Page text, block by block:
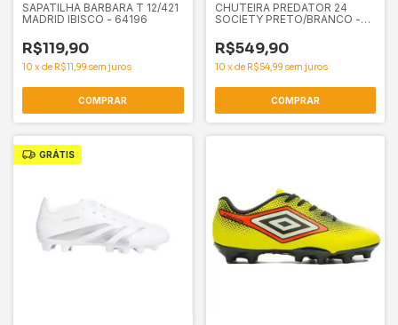
SAPATILHA BARBARA T 12/421
MADRID IBISCO - 64196
R$119,90
10 xde R$11,99 sem juros
COMPRAR
CHUTEIRA PREDATOR 24
SOCIETY PRETO/BRANCO -
R$549,90
10 xde R$54,99 sem juros
COMPRAR
GRÁTIS